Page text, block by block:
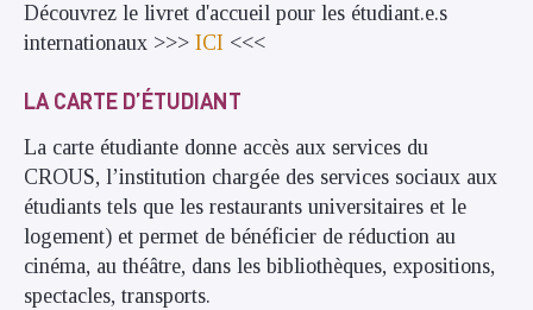
Découvrez le livret d'accueil pour les étudiant.e.s
internationaux >>> ICI <<<
LA CARTE D’ÉTUDIANT
La carte étudiante donne accès aux services du
CROUS, l’institution chargée des services sociaux aux
étudiants tels que les restaurants universitaires et le
logement) et permet de bénéficier de réduction au
cinéma, au théâtre, dans les bibliothèques, expositions,
spectacles, transports.